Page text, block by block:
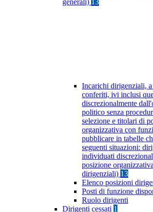
generali) 13
Incarichi dirigenziali,
conferiti, ivi inclusi
discrezionalmente
politico senza
selezione e titolari di
organizzativa con
pubblicare in tabelle
seguenti situazioni:
individuati
posizione
dirigenziali) 13
Elenco posizioni
Posti di funzione
Ruolo dirigenti
Dirigenti cessati 1